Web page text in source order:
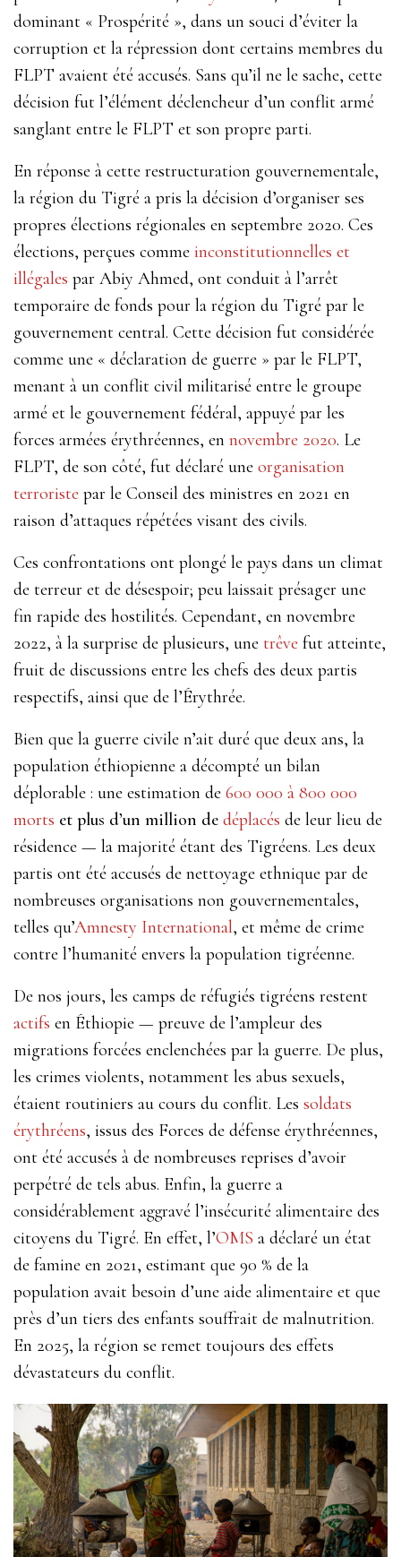
dominant « Prospérité », dans un souci d’éviter la
corruption et la répression dont certains membres du
FLPT avaient été accusés. Sans qu’il ne le sache, cette
décision fut l’élément déclencheur d’un conflit armé
sanglant entre le FLPT et son propre parti.
En réponse à cette restructuration gouvernementale,
la région du Tigré a pris la décision d’organiser ses
propres élections régionales en septembre 2020. Ces
élections, perçues comme inconstitutionnelles et
illégales par Abiy Ahmed, ont conduit à l’arrêt
temporaire de fonds pour la région du Tigré par le
gouvernement central. Cette décision fut considérée
comme une « déclaration de guerre » par le FLPT,
menant à un conflit civil militarisé entre le groupe
armé et le gouvernement fédéral, appuyé par les
forces armées érythréennes, en novembre 2020. Le
FLPT, de son côté, fut déclaré une organisation
terroriste par le Conseil des ministres en 2021 en
raison d’attaques répétées visant des civils.
Ces confrontations ont plongé le pays dans un climat
de terreur et de désespoir; peu laissait présager une
fin rapide des hostilités. Cependant, en novembre
2022, à la surprise de plusieurs, une trêve fut atteinte,
fruit de discussions entre les chefs des deux partis
respectifs, ainsi que de l’Érythrée.
Bien que la guerre civile n’ait duré que deux ans, la
population éthiopienne a décompté un bilan
déplorable : une estimation de 600 000 à 800 000
morts et plus d’un million de déplacés de leur lieu de
résidence — la majorité étant des Tigréens. Les deux
partis ont été accusés de nettoyage ethnique par de
nombreuses organisations non gouvernementales,
telles qu’Amnesty International, et même de crime
contre l’humanité envers la population tigréenne.
De nos jours, les camps de réfugiés tigréens restent
actifs en Éthiopie — preuve de l’ampleur des
migrations forcées enclenchées par la guerre. De plus,
les crimes violents, notamment les abus sexuels,
étaient routiniers au cours du conflit. Les soldats
érythréens, issus des Forces de défense érythréennes,
ont été accusés à de nombreuses reprises d’avoir
perpétré de tels abus. Enfin, la guerre a
considérablement aggravé l’insécurité alimentaire des
citoyens du Tigré. En effet, l’OMS a déclaré un état
de famine en 2021, estimant que 90 % de la
population avait besoin d’une aide alimentaire et que
près d’un tiers des enfants souffrait de malnutrition.
En 2025, la région se remet toujours des effets
dévastateurs du conflit.